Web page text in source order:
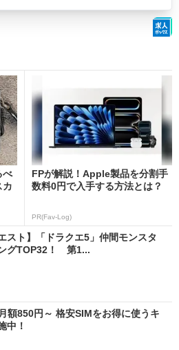
べ
カ
FPが解説！Apple製品を分割手
数料0円で入手する方法とは？
PR(Fav-Log)
スト】「ドラクエ5」仲間モンスタ
グTOP32！ 第1...
額850円～ 格安SIMをお得に使うキ
中！